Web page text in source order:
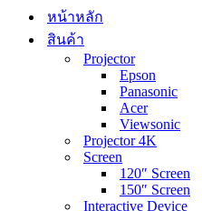
หน้าหลัก
สินค้า
Projector
Epson
Panasonic
Acer
Viewsonic
Projector 4K
Screen
120″ Screen
150″ Screen
Interactive Device